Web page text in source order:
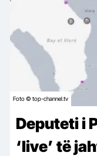
Foto © top-channel.tv
Deputeti i
‘live’ të